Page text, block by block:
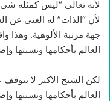
لأنه تعالى “ليس كمثله
لأن “الذات” له الغنى عن
جهة مرتبة الألوهية. وهذا
العالم بأحكامها ونسبتها
لكن الشيخ الأكبر لا
العالم بأحكامها ونسبتها